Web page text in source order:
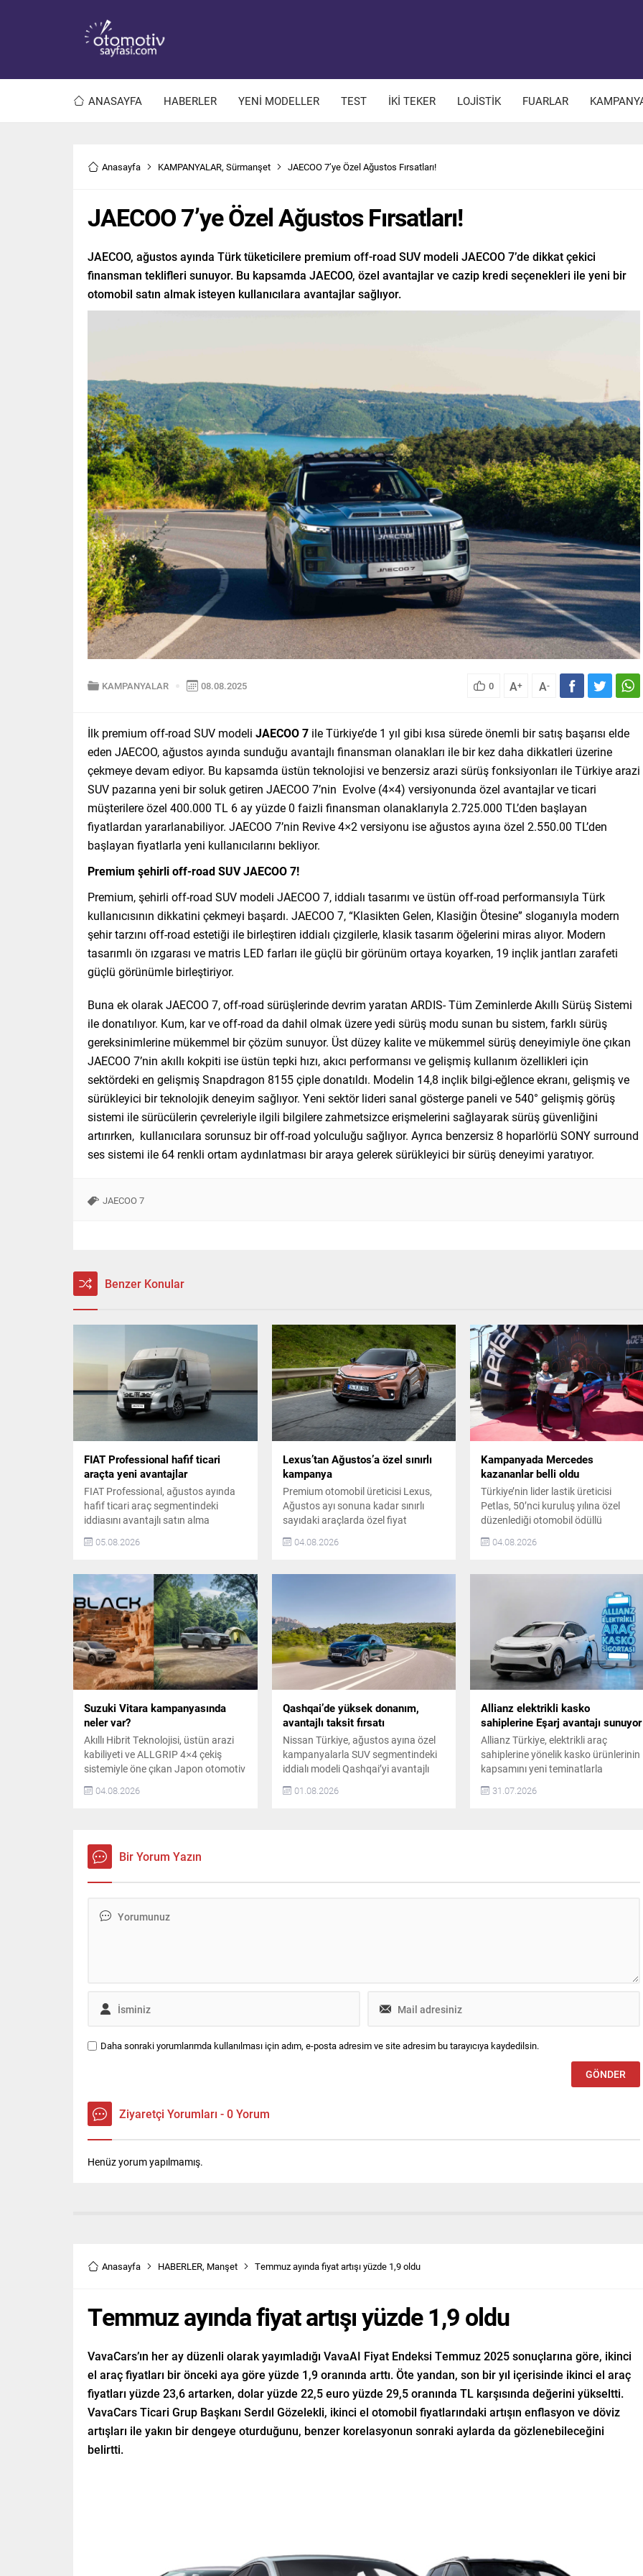
ANASAYFA HABERLER YENİ MODELLER TEST İKİ TEKER LOJİSTİK FUARLAR
Anasayfa KAMPANYALAR, Sürmanşet JAECOO 7’ye Özel Ağustos Fırsatları!
JAECOO 7’ye Özel Ağustos Fırsatları!
JAECOO, ağustos ayında Türk tüketicilere premium off-road SUV modeli JAECOO 7’de dikkat çekici
finansman teklifleri sunuyor. Bu kapsamda JAECOO, özel avantajlar ve cazip kredi seçenekleri ile yeni bir
otomobil satın almak isteyen kullanıcılara avantajlar sağlıyor.
KAMPANYALAR 08.08.2025 0 A+ A-
İlk premium off-road SUV modeli JAECOO 7 ile Türkiye’de 1 yıl gibi kısa sürede önemli bir satış başarısı elde
eden JAECOO, ağustos ayında sunduğu avantajlı finansman olanakları ile bir kez daha dikkatleri üzerine
çekmeye devam ediyor. Bu kapsamda üstün teknolojisi ve benzersiz arazi sürüş fonksiyonları ile Türkiye arazi
SUV pazarına yeni bir soluk getiren JAECOO 7’nin Evolve (4×4) versiyonunda özel avantajlar ve ticari
müşterilere özel 400.000 TL 6 ay yüzde 0 faizli finansman olanaklarıyla 2.725.000 TL’den başlayan
fiyatlardan yararlanabiliyor. JAECOO 7’nin Revive 4×2 versiyonu ise ağustos ayına özel 2.550.00 TL’den
başlayan fiyatlarla yeni kullanıcılarını bekliyor.
Premium şehirli off-road SUV JAECOO 7!
Premium, şehirli off-road SUV modeli JAECOO 7, iddialı tasarımı ve üstün off-road performansıyla Türk
kullanıcısının dikkatini çekmeyi başardı. JAECOO 7, “Klasikten Gelen, Klasiğin Ötesine” sloganıyla modern
şehir tarzını off-road estetiği ile birleştiren iddialı çizgilerle, klasik tasarım öğelerini miras alıyor. Modern
tasarımlı ön ızgarası ve matris LED farları ile güçlü bir görünüm ortaya koyarken, 19 inçlik jantları zarafeti
güçlü görünümle birleştiriyor.
Buna ek olarak JAECOO 7, off-road sürüşlerinde devrim yaratan ARDIS- Tüm Zeminlerde Akıllı Sürüş Sistemi
ile donatılıyor. Kum, kar ve off-road da dahil olmak üzere yedi sürüş modu sunan bu sistem, farklı sürüş
gereksinimlerine mükemmel bir çözüm sunuyor. Üst düzey kalite ve mükemmel sürüş deneyimiyle öne çıkan
JAECOO 7’nin akıllı kokpiti ise üstün tepki hızı, akıcı performansı ve gelişmiş kullanım özellikleri için
sektördeki en gelişmiş Snapdragon 8155 çiple donatıldı. Modelin 14,8 inçlik bilgi-eğlence ekranı, gelişmiş ve
sürükleyici bir teknolojik deneyim sağlıyor. Yeni sektör lideri sanal gösterge paneli ve 540° gelişmiş görüş
sistemi ile sürücülerin çevreleriyle ilgili bilgilere zahmetsizce erişmelerini sağlayarak sürüş güvenliğini
artırırken, kullanıcılara sorunsuz bir off-road yolculuğu sağlıyor. Ayrıca benzersiz 8 hoparlörlü SONY surround
ses sistemi ile 64 renkli ortam aydınlatması bir araya gelerek sürükleyici bir sürüş deneyimi yaratıyor.
JAECOO 7
Benzer Konular
FIAT Professional hafif ticari
araçta yeni avantajlar
FIAT Professional, ağustos ayında
hafif ticari araç segmentindeki
iddiasını avantajlı satın alma
Ulysse, Ducato ve Doblo
kredi seçenekleri veya model bazlı
150 bin TL’ye varan nakit indirim
imkânları sunuluyor. Kampanya
kapsamında müşteriler, geniş ürün
gamındaki modelleri cazip
finansman avantajlarıyla satın
alabiliyor. Scudo...
05.08.2026
Lexus’tan Ağustos’a özel sınırlı
kampanya
Premium otomobil üreticisi Lexus,
Ağustos ayı sonuna kadar sınırlı
sayıdaki araçlarda özel fiyat
premium otomobil sahibi olmak
oluşturuyor. Lexus LBX’te Özel Fiyat
teknolojisiyle öne çıkan LBX modeli,
2025 model yılına ait sınırlı...
04.08.2026
Kampanyada Mercedes
kazananlar belli oldu
Türkiye’nin lider lastik üreticisi
Petlas, 50’nci kuruluş yılına özel
düzenlediği otomobil ödüllü
gerçekleştirilen teslim töreninde,
Çetinkaya ve Emre Çakıroğlu,
otomobillerini AKO Grup Yönetim
Kurulu Üyesi Safa Özcan’dan teslim
aldı. Petlas’ın 50. Yıl
Kampanyasında Mercedes’ler
Sahiplerini Buldu Petlas, yenilikçi
teknolojileri ve güçlü...
04.08.2026
Suzuki Vitara kampanyasında
neler var?
Akıllı Hibrit Teknolojisi, üstün arazi
kabiliyeti ve ALLGRIP 4×4 çekiş
sistemiyle öne çıkan Japon otomotiv
devi Suzuki, Ağustos ayında
avantajlı kampanyalarını devreye
Vitara Black Edition 4×2 modeli ise
2.385.000 TL özel fiyatıyla öne
çıkıyor. Vitara ve S-Cross...
04.08.2026
Qashqai’de yüksek donanım,
avantajlı taksit fırsatı
Nissan Türkiye, ağustos ayına özel
kampanyalarla SUV segmentindeki
iddialı modeli Qashqai’yi avantajlı
fiyat ve finansman seçenekleriyle
sunuyor. Qashqai Mild Hybrid
Qashqai ailesinin üst donanım
01.08.2026
Allianz elektrikli kasko
sahiplerine Eşarj avantajı sunuyor
Allianz Türkiye, elektrikli araç
sahiplerine yönelik kasko ürünlerinin
kapsamını yeni teminatlarla
genişletti. Kapsamlı Elektrikli ve
Markalı Elektrikli kasko paketlerine
kampanya kapsamında bu ürünlere
31.07.2026
Bir Yorum Yazın
Daha sonraki yorumlarımda kullanılması için adım, e-posta adresim ve site adresim bu tarayıcıya kaydedilsin.
Ziyaretçi Yorumları - 0 Yorum
Henüz yorum yapılmamış.
Anasayfa HABERLER, Manşet Temmuz ayında fiyat artışı yüzde 1,9 oldu
Temmuz ayında fiyat artışı yüzde 1,9 oldu
VavaCars’ın her ay düzenli olarak yayımladığı VavaAI Fiyat Endeksi Temmuz 2025 sonuçlarına göre, ikinci
el araç fiyatları bir önceki aya göre yüzde 1,9 oranında arttı. Öte yandan, son bir yıl içerisinde ikinci el araç
fiyatları yüzde 23,6 artarken, dolar yüzde 22,5 euro yüzde 29,5 oranında TL karşısında değerini yükseltti.
VavaCars Ticari Grup Başkanı Serdıl Gözelekli, ikinci el otomobil fiyatlarındaki artışın enflasyon ve döviz
artışları ile yakın bir dengeye oturduğunu, benzer korelasyonun sonraki aylarda da gözlenebileceğini
belirtti.